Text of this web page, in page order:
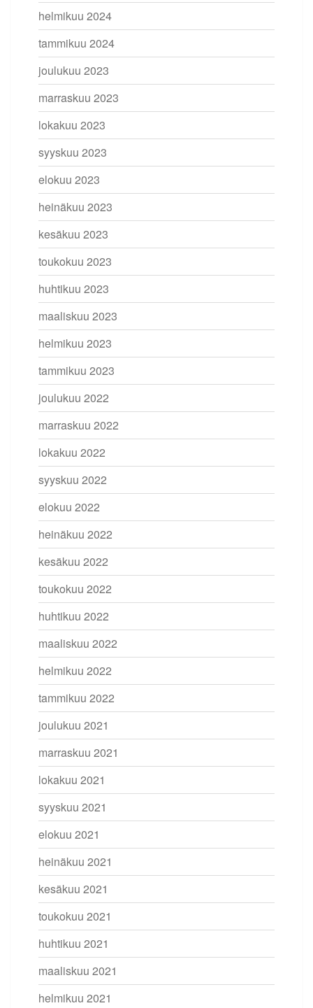
helmikuu 2024
tammikuu 2024
joulukuu 2023
marraskuu 2023
lokakuu 2023
syyskuu 2023
elokuu 2023
heinäkuu 2023
kesäkuu 2023
toukokuu 2023
huhtikuu 2023
maaliskuu 2023
helmikuu 2023
tammikuu 2023
joulukuu 2022
marraskuu 2022
lokakuu 2022
syyskuu 2022
elokuu 2022
heinäkuu 2022
kesäkuu 2022
toukokuu 2022
huhtikuu 2022
maaliskuu 2022
helmikuu 2022
tammikuu 2022
joulukuu 2021
marraskuu 2021
lokakuu 2021
syyskuu 2021
elokuu 2021
heinäkuu 2021
kesäkuu 2021
toukokuu 2021
huhtikuu 2021
maaliskuu 2021
helmikuu 2021